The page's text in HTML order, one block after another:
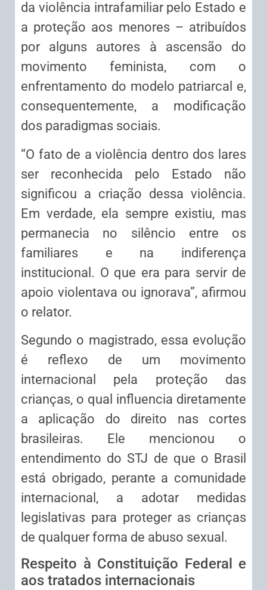
da violência intrafamiliar pelo Estado e
a proteção aos menores – atribuídos
por alguns autores à ascensão do
movimento feminista, com o
enfrentamento do modelo patriarcal e,
consequentemente, a modificação
dos paradigmas sociais.
“O fato de a violência dentro dos lares
ser reconhecida pelo Estado não
significou a criação dessa violência.
Em verdade, ela sempre existiu, mas
permanecia no silêncio entre os
familiares e na indiferença
institucional. O que era para servir de
apoio violentava ou ignorava”, afirmou
o relator.
Segundo o magistrado, essa evolução
é reflexo de um movimento
internacional pela proteção das
crianças, o qual influencia diretamente
a aplicação do direito nas cortes
brasileiras. Ele mencionou o
entendimento do STJ de que o Brasil
está obrigado, perante a comunidade
internacional, a adotar medidas
legislativas para proteger as crianças
de qualquer forma de abuso sexual.
Respeito à Constituição Federal e
aos tratados internacionais